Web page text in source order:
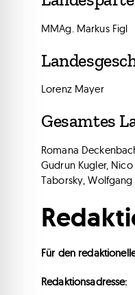
MMAg. Markus Figl
Lorenz Mayer
Gesamtes
Romana
Gudrun Kugler, Nico
Taborsky,
Für den
Redaktionsadresse: